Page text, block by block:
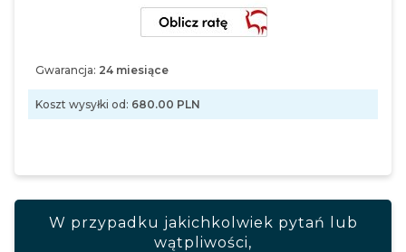
Gwarancja: 24 miesiące
Koszt wysyłki od: 680.00 PLN
W przypadku jakichkolwiek pytań lub
wątpliwości,